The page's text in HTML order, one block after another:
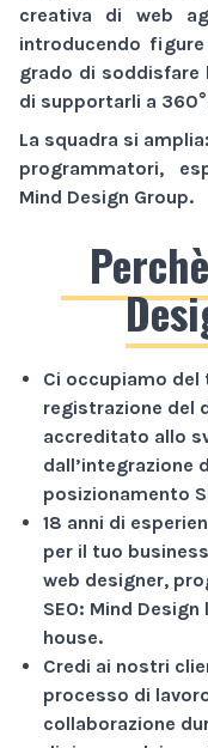
creativa di web
introducendo
grado di soddisfare
di supportarli a
La squadra si
programmatori,
Mind Design Group.
Ci occupiamo
registrazione del
accreditato allo
dall’integrazione
posizionamento
18 anni di
per il tuo
web designer,
SEO: Mind
house.
Credi ai nostri
processo di
collaborazione